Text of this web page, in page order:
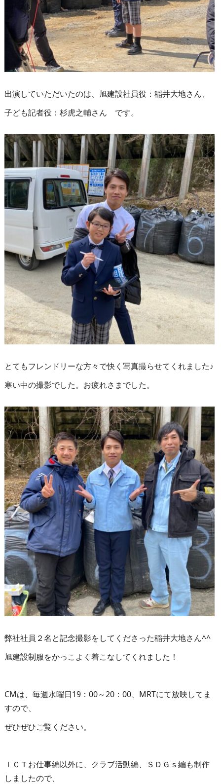
出演していただいたのは、旭建設社員役：稲井大地さん、
子ども記者役：杉虎之輔さん です。
とてもフレンドリーな方々で快く写真撮らせてくれました♪
寒い中の撮影でした。お疲れさまでした。
弊社社員２名と記念撮影をしてくださった稲井大地さん^^
旭建設制服をかっこよく着こなしてくれました！
CMは、毎週水曜日19：00～20：00、MRTにて放映してま
すので、
ぜひぜひご覧ください。
ＩＣＴお仕事編以外に、クラブ活動編、ＳＤＧｓ編も制作
しましたので、